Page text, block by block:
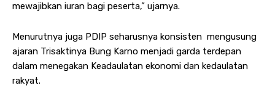
mewajibkan iuran bagi peserta,” ujarnya.
Menurutnya juga PDIP seharusnya konsisten mengusung
ajaran Trisaktinya Bung Karno menjadi garda terdepan
dalam menegakan Keadaulatan ekonomi dan kedaulatan
rakyat.